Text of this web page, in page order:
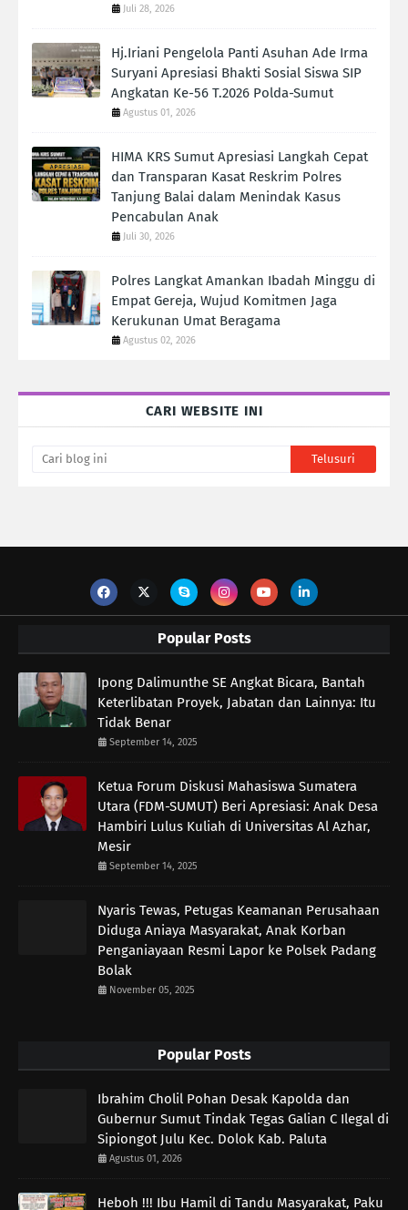
Juli 28, 2026
Hj.Iriani Pengelola Panti Asuhan Ade Irma
Suryani Apresiasi Bhakti Sosial Siswa SIP
Angkatan Ke-56 T.2026 Polda-Sumut
Agustus 01, 2026
HIMA KRS Sumut Apresiasi Langkah Cepat
dan Transparan Kasat Reskrim Polres
Tanjung Balai dalam Menindak Kasus
Pencabulan Anak
Juli 30, 2026
Polres Langkat Amankan Ibadah Minggu di
Empat Gereja, Wujud Komitmen Jaga
Kerukunan Umat Beragama
Agustus 02, 2026
CARI WEBSITE INI
Popular Posts
Ipong Dalimunthe SE Angkat Bicara, Bantah
Keterlibatan Proyek, Jabatan dan Lainnya: Itu
Tidak Benar
September 14, 2025
Ketua Forum Diskusi Mahasiswa Sumatera
Utara (FDM-SUMUT) Beri Apresiasi: Anak Desa
Hambiri Lulus Kuliah di Universitas Al Azhar,
Mesir
September 14, 2025
Nyaris Tewas, Petugas Keamanan Perusahaan
Diduga Aniaya Masyarakat, Anak Korban
Penganiayaan Resmi Lapor ke Polsek Padang
Bolak
November 05, 2025
Popular Posts
Ibrahim Cholil Pohan Desak Kapolda dan
Gubernur Sumut Tindak Tegas Galian C Ilegal di
Sipiongot Julu Kec. Dolok Kab. Paluta
Agustus 01, 2026
Heboh !!! Ibu Hamil di Tandu Masyarakat, Paku